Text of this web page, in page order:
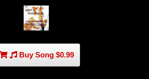
Buy Song $0.99